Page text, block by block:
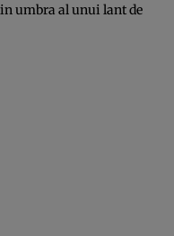
umbra al unui lant de